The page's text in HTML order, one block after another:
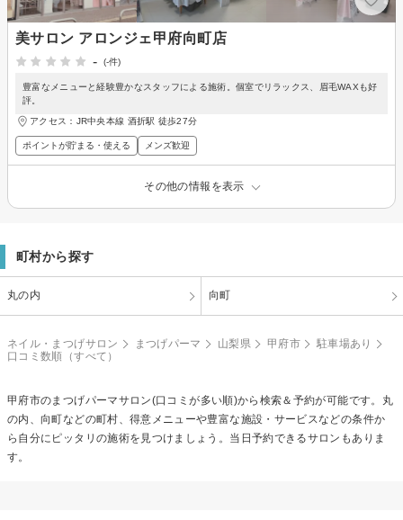
美サロン アロンジェ甲府向町店
-
(-件)
豊富なメニューと経験豊かなスタッフによる施術。個室でリラックス、眉毛WAXも好
評。
アクセス：JR中央本線 酒折駅 徒歩27分
ポイントが貯まる・使える メンズ歓迎
その他の情報を表示
町村から探す
丸の内 向町
ネイル・まつげサロン まつげパーマ 山梨県 甲府市
駐車場あり
口コミ数順（すべて）
甲府市のまつげパーマサロン(口コミが多い順)から検索＆予約が可能です。丸
の内、向町などの町村、得意メニューや豊富な施設・サービスなどの条件か
ら自分にピッタリの施術を見つけましょう。当日予約できるサロンもありま
す。